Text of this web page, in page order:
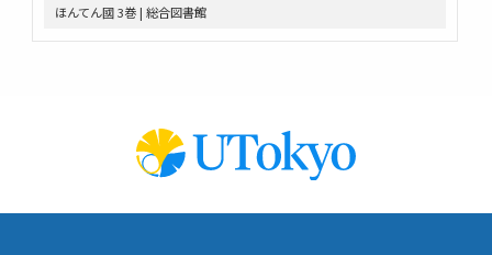
重刋貞和類聚祖苑聯芳集 10巻
見聞軍抄 8巻 (存7巻)
ほんてん國 3巻 | 総合図書館